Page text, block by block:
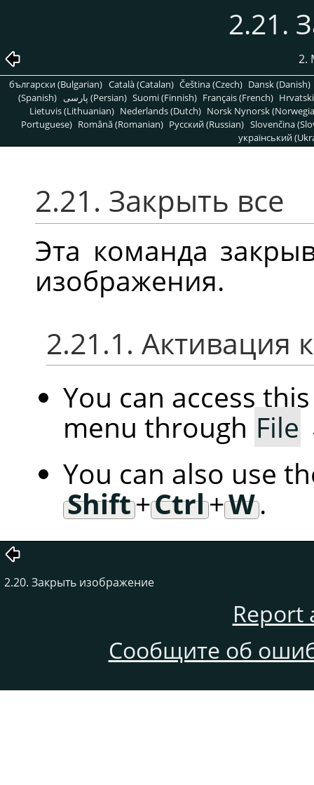
2.21.
2.
български (Bulgarian) Català (Catalan) Čeština (Czech) Dansk (Danish)
(Spanish)
پارسی (Persian) Suomi (Finnish) Français (French)
Lietuvis (Lithuanian) Nederlands (Dutch) Norsk Nynorsk
Portuguese) Română (Romanian) Pусский (Russian) Slovenčina
український
2.21. Закрыть все
Эта команда
изображения.
2.21.1. Активация
You can access
menu through File
You can also use
Shift+Ctrl+W.
2.20. Закрыть изображение
Report
Сообщите об